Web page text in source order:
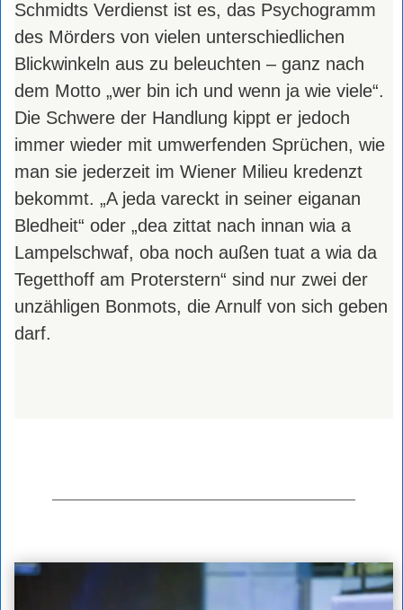
Schmidts Verdienst ist es, das Psychogramm
des Mörders von vielen unterschiedlichen
Blickwinkeln aus zu beleuchten – ganz nach
dem Motto „wer bin ich und wenn ja wie viele“.
Die Schwere der Handlung kippt er jedoch
immer wieder mit umwerfenden Sprüchen, wie
man sie jederzeit im Wiener Milieu kredenzt
bekommt. „A jeda vareckt in seiner eiganan
Bledheit“ oder „dea zittat nach innan wia a
Lampelschwaf, oba noch außen tuat a wia da
Tegetthoff am Proterstern“ sind nur zwei der
unzähligen Bonmots, die Arnulf von sich geben
darf.